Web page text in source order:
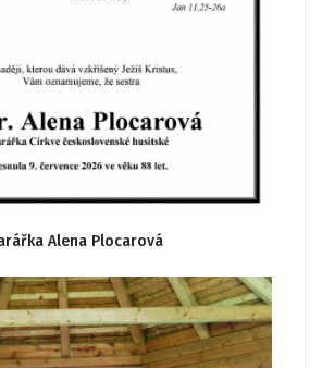
Alena Plocarová